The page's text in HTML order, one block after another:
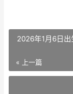
2026年1月6日
« 上一篇